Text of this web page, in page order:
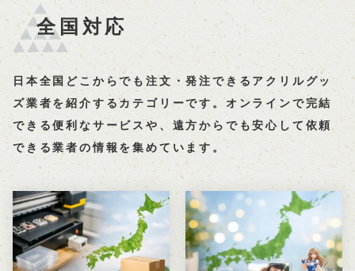
全国対応
日本全国どこからでも注文・発注できるアクリルグッ
ズ業者を紹介するカテゴリーです。オンラインで完結
できる便利なサービスや、遠方からでも安心して依頼
できる業者の情報を集めています。